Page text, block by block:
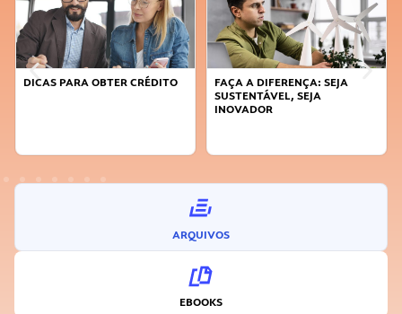
DICAS PARA OBTER CRÉDITO
FAÇA A DIFERENÇA: SEJA
SUSTENTÁVEL, SEJA
INOVADOR
ARQUIVOS
EBOOKS